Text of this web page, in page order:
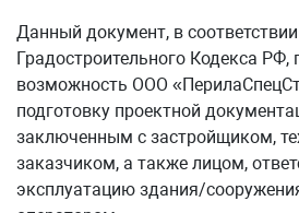
Данный документ, в соответствии
Градостроительного Кодекса РФ,
возможность ООО
подготовку проектной
заключенным с застройщиком,
заказчиком, а также лицом,
эксплуатацию здания/